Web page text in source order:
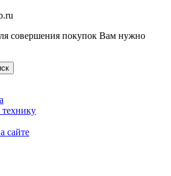
совершения покупок Вам нужно
сайте